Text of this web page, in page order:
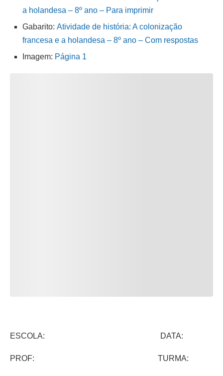
a holandesa – 8º ano – Para imprimir
Gabarito: Atividade de história: A colonização
francesa e a holandesa – 8º ano – Com respostas
Imagem: Página 1
ESCOLA: DATA:
PROF: TURMA: